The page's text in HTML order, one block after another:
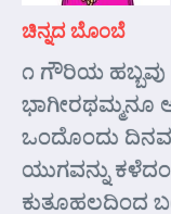
ಚಿನ್ನದ ಬೊಂಬೆ
೧ ಗೌರಿಯ ಹಬ್ಬವು
ಒಂದೊಂದು
ಯುಗವನ್ನು
ಕುತೂಹಲದಿಂದ